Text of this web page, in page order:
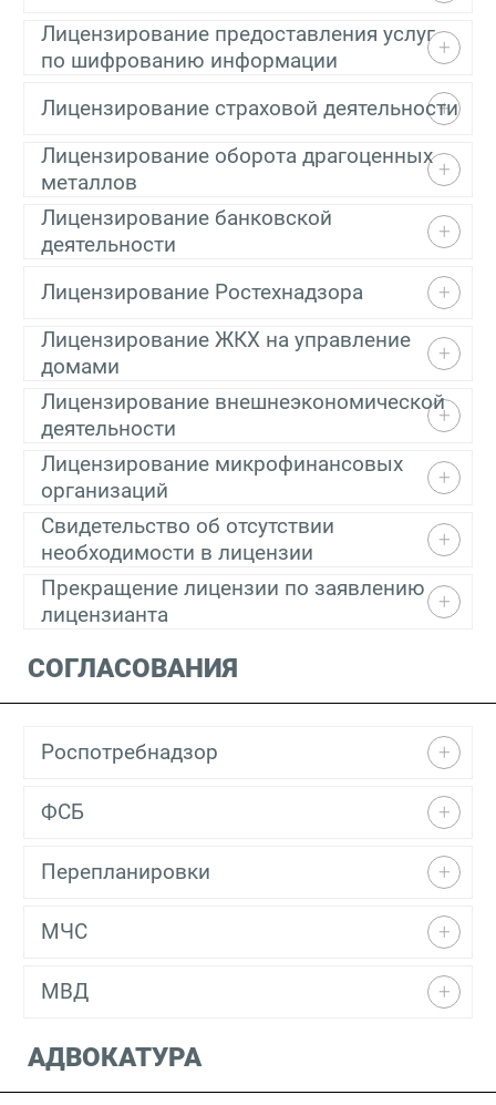
Лицензирование предоставления услуг
по шифрованию информации
Лицензирование страховой деятельности
Лицензирование оборота драгоценных
металлов
Лицензирование банковской
деятельности
Лицензирование Ростехнадзора
Лицензирование ЖКХ на управление
домами
Лицензирование внешнеэкономической
деятельности
Лицензирование микрофинансовых
организаций
Свидетельство об отсутствии
необходимости в лицензии
Прекращение лицензии по заявлению
лицензианта
СОГЛАСОВАНИЯ
Роспотребнадзор
ФСБ
Перепланировки
МЧС
МВД
АДВОКАТУРА